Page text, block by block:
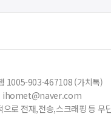
1005-903-467108 (가치톡)
ihomet@naver.com
로 전재,전송,스크래핑 등 무